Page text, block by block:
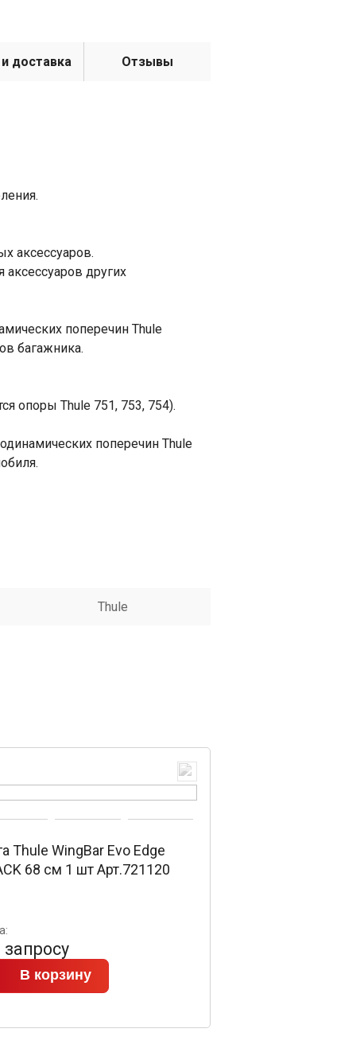
доставка Отзывы
аксессуаров.
других
поперечин Thule
багажника.
опоры Thule 751, 753, 754).
поперечин Thule
Thule
Thule WingBar Evo Edge
68 см 1 шт Арт.721120
В корзину